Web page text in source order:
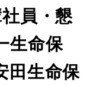
員・懇
生命保
田生命保